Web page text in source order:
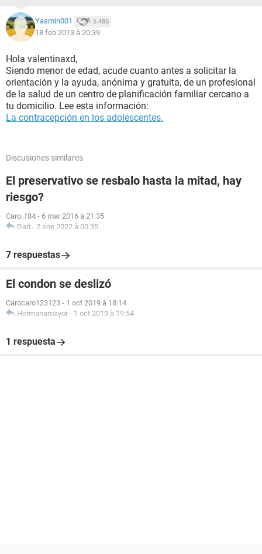
Yasmin001 5.485
18 feb 2013 à 20:39
Hola valentinaxd,
Siendo menor de edad, acude cuanto antes a solicitar la
orientación y la ayuda, anónima y gratuita, de un profesional
de la salud de un centro de planificación familiar cercano a
tu domicilio. Lee esta información:
La contracepción en los adolescentes.
Discusiones similares
El preservativo se resbalo hasta la mitad, hay
riesgo?
Caro_f84 - 6 mar 2016 à 21:35
Dari - 2 ene 2022 à 00:35
7 respuestas
El condon se deslizó
Carocaro123123 - 1 oct 2019 à 18:14
Hermanamayor - 1 oct 2019 à 19:54
1 respuesta